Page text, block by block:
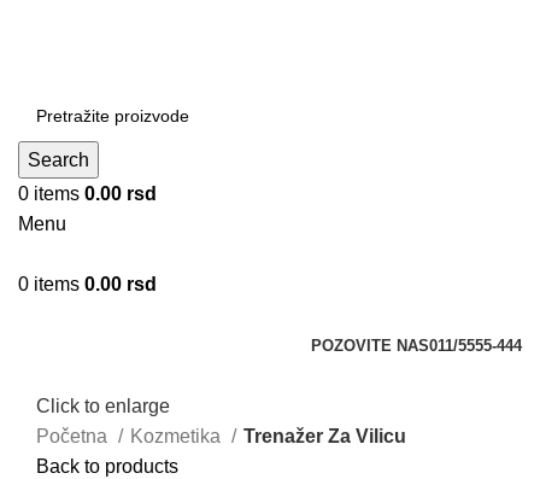
Search
0 items 0.00 rsd
Menu
0 items 0.00 rsd
POZOVITE NAS011/5555-444
Click to enlarge
Početna
Kozmetika
Trenažer Za Vilicu
Back to products